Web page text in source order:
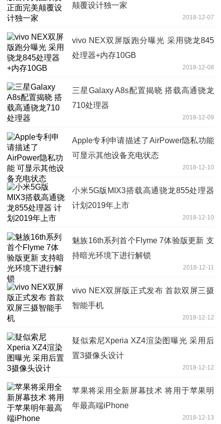
颠覆设计独一家
2018-12-07
vivo NEX双屏版跑分曝光 采用骁龙845
处理器+内存10GB
2018-12-08
三星Galaxy A8s配置揭晓 搭载高通骁龙
710处理器
2018-12-09
Apple专利申请描述了AirPower隐私功能
可显示其他设备充电状态
2018-12-10
小米5G版MIX3搭载高通骁龙855处理器
计划2019年上市
2018-12-10
魅族16th系列首个Flyme 7体验版更新 支
持暗光环境下进行解锁
2018-12-11
vivo NEX双屏版正式发布 首款双屏三摄
智能手机
2018-12-12
疑似索尼Xperia XZ4渲染图曝光 采用后
置3摄像头设计
2018-12-12
苹果将采用全新屏幕技术 将用于苹果明
年最高端iPhone
2018-12-13